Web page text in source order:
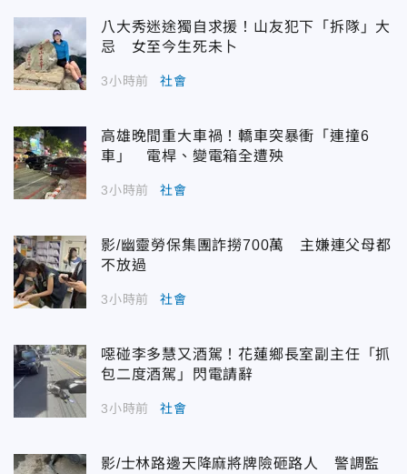
八大秀迷途獨自求援！山友犯下「拆隊」大
忌 女至今生死未卜
3小時前 社會
高雄晚間重大車禍！轎車突暴衝「連撞6
車」 電桿、變電箱全遭殃
3小時前 社會
影/幽靈勞保集團詐撈700萬 主嫌連父母都
不放過
3小時前 社會
噁碰李多慧又酒駕！花蓮鄉長室副主任「抓
包二度酒駕」閃電請辭
3小時前 社會
影/士林路邊天降麻將牌險砸路人 警調監